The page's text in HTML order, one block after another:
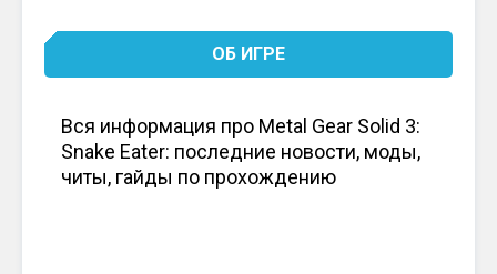
ОБ ИГРЕ
Вся информация про Metal Gear Solid 3:
Snake Eater: последние новости, моды,
читы, гайды по прохождению